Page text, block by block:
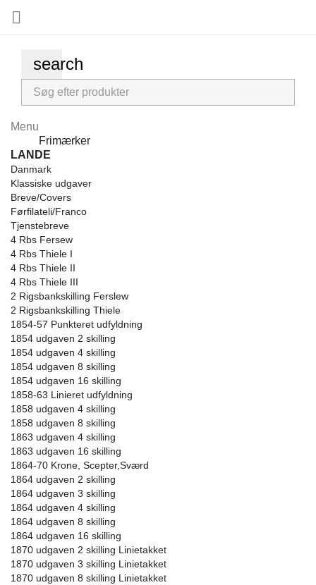

search
Menu
Frimærker
LANDE
Danmark
Klassiske udgaver
Breve/Covers
Førfilateli/Franco
Tjenstebreve
4 Rbs Fersew
4 Rbs Thiele I
4 Rbs Thiele II
4 Rbs Thiele III
2 Rigsbankskilling Ferslew
2 Rigsbankskilling Thiele
1854-57 Punkteret udfyldning
1854 udgaven 2 skilling
1854 udgaven 4 skilling
1854 udgaven 8 skilling
1854 udgaven 16 skilling
1858-63 Linieret udfyldning
1858 udgaven 4 skilling
1858 udgaven 8 skilling
1863 udgaven 4 skilling
1863 udgaven 16 skilling
1864-70 Krone, Scepter,Sværd
1864 udgaven 2 skilling
1864 udgaven 3 skilling
1864 udgaven 4 skilling
1864 udgaven 8 skilling
1864 udgaven 16 skilling
1870 udgaven 2 skilling Linietakket
1870 udgaven 3 skilling Linietakket
1870 udgaven 8 skilling Linietakket